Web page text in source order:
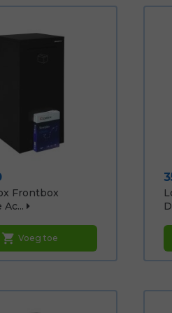
Frontbox
Ac...
shopping_cart Voeg toe